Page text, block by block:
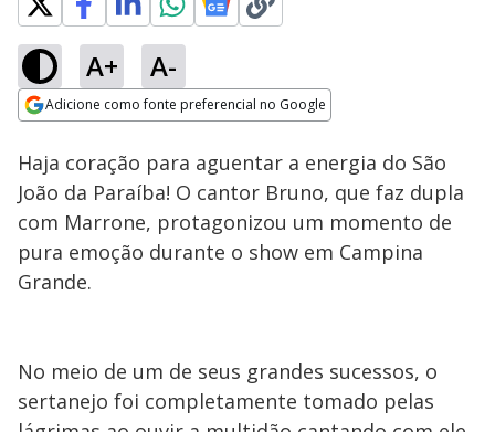
A+ A-
Adicione como fonte preferencial no Google
Ativar
100.00%
Haja coração para aguentar a energia do São
João da Paraíba! O cantor Bruno, que faz dupla
com Marrone, protagonizou um momento de
pura emoção durante o show em Campina
Grande.
No meio de um de seus grandes sucessos, o
sertanejo foi completamente tomado pelas